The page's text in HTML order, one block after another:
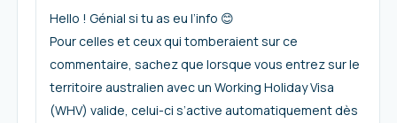
Hello ! Génial si tu as eu l’info 😊
Pour celles et ceux qui tomberaient sur ce
commentaire, sachez que lorsque vous entrez sur le
territoire australien avec un Working Holiday Visa
(WHV) valide, celui-ci s’active automatiquement dès